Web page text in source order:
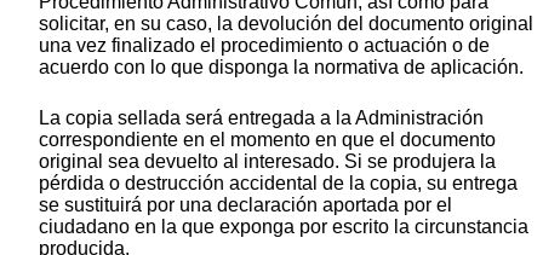
solicitar, en su caso, la devolución del documento original
una vez finalizado el procedimiento o actuación o de
acuerdo con lo que disponga la normativa de aplicación.
La copia sellada será entregada a la Administración
correspondiente en el momento en que el documento
original sea devuelto al interesado. Si se produjera la
pérdida o destrucción accidental de la copia, su entrega
se sustituirá por una declaración aportada por el
ciudadano en la que exponga por escrito la circunstancia
producida.